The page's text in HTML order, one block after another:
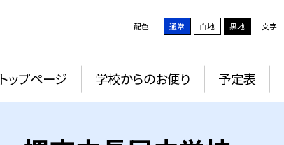
配色 通常 白地 黒地 文字
トップページ 学校からのお便り 予定表